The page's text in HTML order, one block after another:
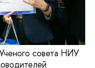
совета НИУ